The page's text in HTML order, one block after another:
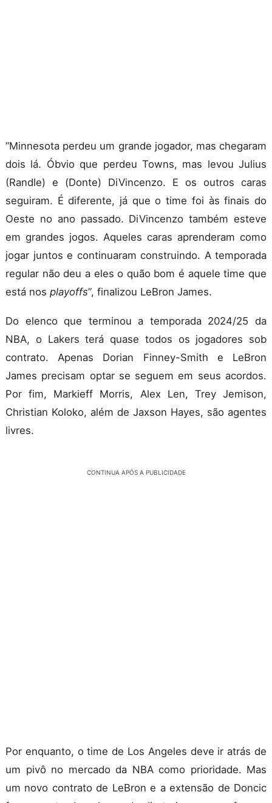
“Minnesota perdeu um grande jogador, mas chegaram
dois lá. Óbvio que perdeu Towns, mas levou Julius
(Randle) e (Donte) DiVincenzo. E os outros caras
seguiram. É diferente, já que o time foi às finais do
Oeste no ano passado. DiVincenzo também esteve
em grandes jogos. Aqueles caras aprenderam como
jogar juntos e continuaram construindo. A temporada
regular não deu a eles o quão bom é aquele time que
está nos playoffs“, finalizou LeBron James.
Do elenco que terminou a temporada 2024/25 da
NBA, o Lakers terá quase todos os jogadores sob
contrato. Apenas Dorian Finney-Smith e LeBron
James precisam optar se seguem em seus acordos.
Por fim, Markieff Morris, Alex Len, Trey Jemison,
Christian Koloko, além de Jaxson Hayes, são agentes
livres.
CONTINUA APÓS A PUBLICIDADE
Por enquanto, o time de Los Angeles deve ir atrás de
um pivô no mercado da NBA como prioridade. Mas
um novo contrato de LeBron e a extensão de Doncic